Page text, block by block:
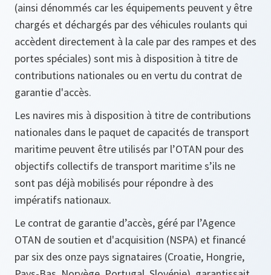
(ainsi dénommés car les équipements peuvent y être
chargés et déchargés par des véhicules roulants qui
accèdent directement à la cale par des rampes et des
portes spéciales) sont mis à disposition à titre de
contributions nationales ou en vertu du contrat de
garantie d'accès.
Les navires mis à disposition à titre de contributions
nationales dans le paquet de capacités de transport
maritime peuvent être utilisés par l’OTAN pour des
objectifs collectifs de transport maritime s’ils ne
sont pas déjà mobilisés pour répondre à des
impératifs nationaux.
Le contrat de garantie d’accès, géré par l’Agence
OTAN de soutien et d'acquisition (NSPA) et financé
par six des onze pays signataires (Croatie, Hongrie,